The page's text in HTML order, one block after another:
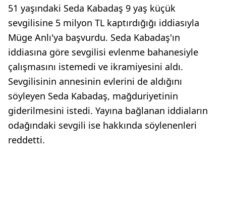
51 yaşındaki Seda Kabadaş 9 yaş küçük
sevgilisine 5 milyon TL kaptırdığığı iddiasıyla
Müge Anlı'ya başvurdu. Seda Kabadaş'ın
iddiasına göre sevgilisi evlenme bahanesiyle
çalışmasını istemedi ve ikramiyesini aldı.
Sevgilisinin annesinin evlerini de aldığını
söyleyen Seda Kabadaş, mağduriyetinin
giderilmesini istedi. Yayına bağlanan iddiaların
odağındaki sevgili ise hakkında söylenenleri
reddetti.